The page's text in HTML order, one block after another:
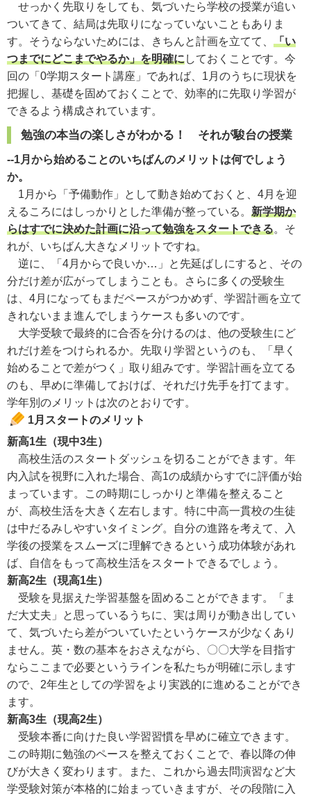
せっかく先取りをしても、気づいたら学校の授業が追い
ついてきて、結局は先取りになっていないこともありま
す。そうならないためには、きちんと計画を立てて、 「い
つまでにどこまでやるか」を明確にしておくことです。今
回の「0学期スタート講座」であれば、1月のうちに現状を
把握し、基礎を固めておくことで、効率的に先取り学習が
できるよう構成されています。
勉強の本当の楽しさがわかる！ それが駿台の授業
--1月から始めることのいちばんのメリットは何でしょう
か。
1月から「予備動作」として動き始めておくと、4月を迎
えるころにはしっかりとした準備が整っている。 新学期か
らはすでに決めた計画に沿って勉強をスタートできる。そ
れが、いちばん大きなメリットですね。
逆に、「4月からで良いか…」と先延ばしにすると、その
分だけ差が広がってしまうことも。さらに多くの受験生
は、4月になってもまだペースがつかめず、学習計画を立て
きれないまま進んでしまうケースも多いのです。
大学受験で最終的に合否を分けるのは、他の受験生にど
れだけ差をつけられるか。先取り学習というのも、「早く
始めることで差がつく」取り組みです。学習計画を立てる
のも、早めに準備しておけば、それだけ先手を打てます。
学年別のメリットは次のとおりです。
1月スタートのメリット
新高1生（現中3生）
高校生活のスタートダッシュを切ることができます。年
内入試を視野に入れた場合、高1の成績からすでに評価が始
まっています。この時期にしっかりと準備を整えること
が、高校生活を大きく左右します。特に中高一貫校の生徒
は中だるみしやすいタイミング。自分の進路を考えて、入
学後の授業をスムーズに理解できるという成功体験があれ
ば、自信をもって高校生活をスタートできるでしょう。
新高2生（現高1生）
受験を見据えた学習基盤を固めることができます。「ま
だ大丈夫」と思っているうちに、実は周りが動き出してい
て、気づいたら差がついていたというケースが少なくあり
ません。英・数の基本をおさえながら、〇〇大学を目指す
ならここまで必要というラインを私たちが明確に示します
ので、2年生としての学習をより実践的に進めることができ
ます。
新高3生（現高2生）
受験本番に向けた良い学習習慣を早めに確立できます。
この時期に勉強のペースを整えておくことで、春以降の伸
びが大きく変わります。また、これから過去問演習など大
学受験対策が本格的に始まっていきますが、その段階に入